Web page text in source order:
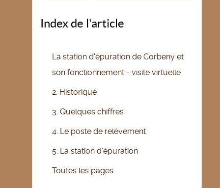
Index de l'article
La station d'épuration de Corbeny et
son fonctionnement - visite virtuelle
2. Historique
3. Quelques chiffres
4. Le poste de relèvement
5. La station d'épuration
Toutes les pages